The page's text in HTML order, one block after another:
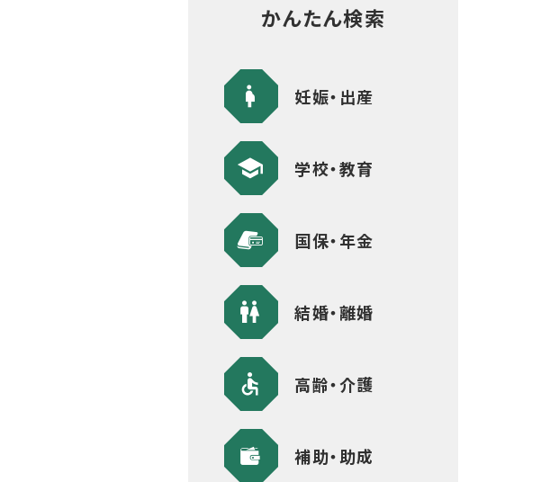
かんたん検索
妊娠・出産
学校・教育
国保・年金
結婚・離婚
高齢・介護
補助・助成